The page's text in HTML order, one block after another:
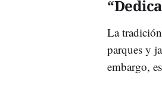
La
parques y
embargo,